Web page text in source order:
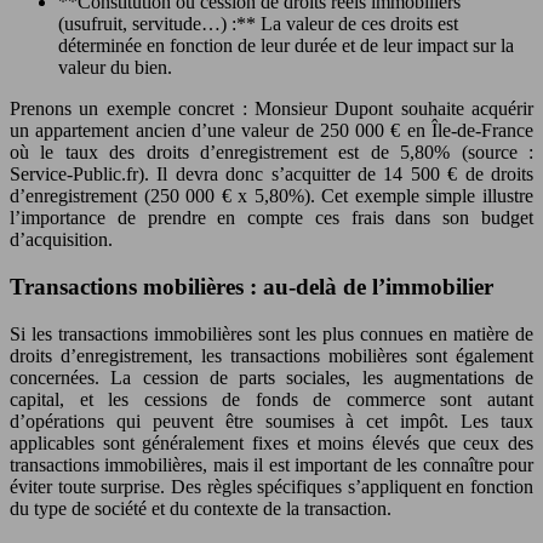
(usufruit, servitude…) :** La valeur de ces droits est
déterminée en fonction de leur durée et de leur impact sur la
valeur du bien.
Prenons un exemple concret : Monsieur Dupont souhaite acquérir
un appartement ancien d’une valeur de 250 000 € en Île-de-France
où le taux des droits d’enregistrement est de 5,80% (source :
Service-Public.fr). Il devra donc s’acquitter de 14 500 € de droits
d’enregistrement (250 000 € x 5,80%). Cet exemple simple illustre
l’importance de prendre en compte ces frais dans son budget
d’acquisition.
Transactions mobilières : au-delà de l’immobilier
Si les transactions immobilières sont les plus connues en matière de
droits d’enregistrement, les transactions mobilières sont également
concernées. La cession de parts sociales, les augmentations de
capital, et les cessions de fonds de commerce sont autant
d’opérations qui peuvent être soumises à cet impôt. Les taux
applicables sont généralement fixes et moins élevés que ceux des
transactions immobilières, mais il est important de les connaître pour
éviter toute surprise. Des règles spécifiques s’appliquent en fonction
du type de société et du contexte de la transaction.